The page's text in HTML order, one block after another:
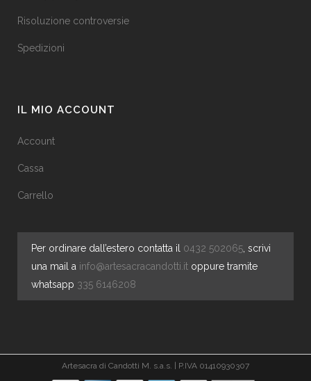
Risoluzione controversie
Spedizioni
IL MIO ACCOUNT
Account
Cassa
Carrello
Per ordinare dall’estero contatta il 0432 502065 , scrivi
una mail a info@artesacracandotti.it oppure tramite
whatsapp 335 6146208
Artesacra di Candotti M. s.a.s. | P.IVA 01410930307